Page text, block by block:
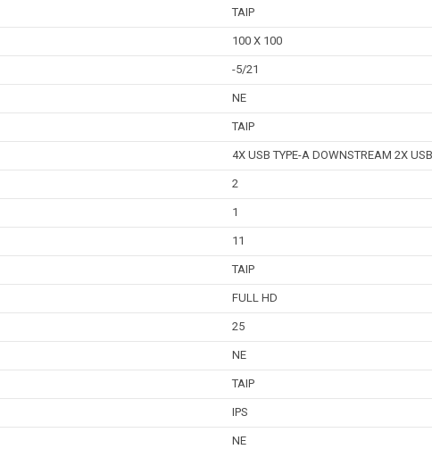
TAIP
100 X 100
-5/21
NE
TAIP
4X USB TYPE-A DOWNSTREAM 2X
2
1
11
TAIP
FULL HD
25
NE
TAIP
IPS
NE